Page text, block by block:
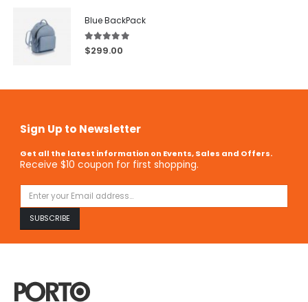
Blue BackPack
5.00out of 5
$299.00
Sign Up to Newsletter
Get all the latest information on Events, Sales and Offers.
Receive $10 coupon for first shopping.